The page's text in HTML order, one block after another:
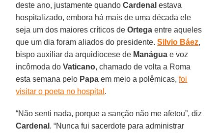
deste ano, justamente quandoCardenal estava
hospitalizado, embora há mais de uma década ele
seja um dos maiores críticos deOrtega entre aqueles
que um dia foram aliados do presidente.Silvio Báez,
bispo auxiliar da arquidiocese de Manágua e voz
incômoda doVaticano, chamado de volta a Roma
esta semana pelo Papa em meio a polêmicas,foi
visitar o poeta no hospital .
“Não senti nada, porque a sanção não me afetou”, diz
Cardenal . “Nunca fui sacerdote para administrar